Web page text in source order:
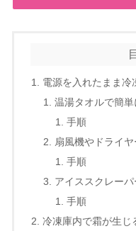
電源を入れたまま冷
温湯タオルで簡
手順
扇風機やドライ
手順
アイススクレー
手順
冷凍庫内で霜が生じ